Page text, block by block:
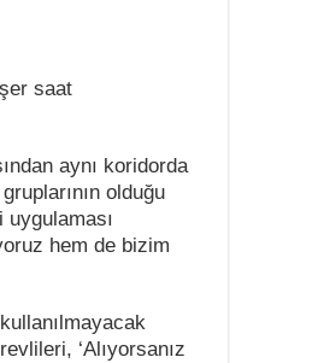
saat
aynı koridorda
olduğu
hem de bizim
‘Alıyorsanız